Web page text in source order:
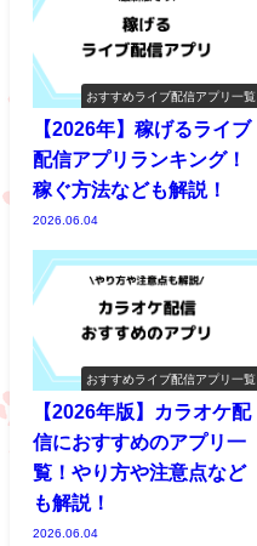
おすすめライブ配信アプリ一覧
【2026年】稼げるライブ
配信アプリランキング！
稼ぐ方法なども解説！
2026.06.04
おすすめライブ配信アプリ一覧
【2026年版】カラオケ配
信におすすめのアプリ一
覧！やり方や注意点など
も解説！
2026.06.04